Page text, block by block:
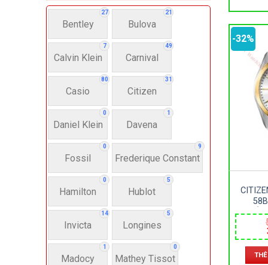
27
Bentley
21
Bulova
7
Calvin Klein
49
Carnival
80
Casio
31
Citizen
0
Daniel Klein
1
Davena
0
Fossil
9
Frederique Constant
0
Hamilton
5
Hublot
14
Invicta
5
Longines
1
Madocy
0
Mathey Tissot
Anh
-32%
ECO